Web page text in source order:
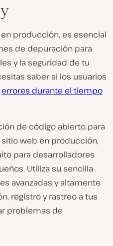
producción, es esencial
de depuración para
y la seguridad de tu
saber si los usuarios
errores durante el tiempo
de código abierto para
web en producción,
para desarrolladores
Utiliza su sencilla
avanzadas y altamente
registro y rastreo a tus
problemas de